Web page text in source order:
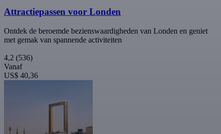
Attractiepassen voor Londen
Ontdek de beroemde bezienswaardigheden van Londen en geniet
met gemak van spannende activiteiten
4,2 (536)
Vanaf
US$ 40,36